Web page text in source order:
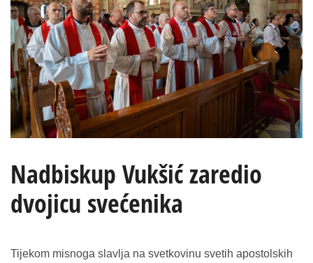
Nadbiskup Vukšić zaredio
dvojicu svećenika
Tijekom misnoga slavlja na svetkovinu svetih apostolskih